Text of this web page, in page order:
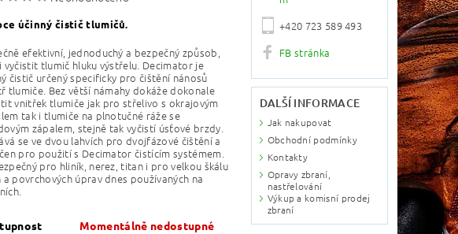
účinný čistič tlumičů.
efektivní, jednoduchý a bezpečný způsob,
vyčistit tlumič hluku výstřelu. Decimator je
čistič určený specificky pro čištění nánosů
tlumiče. Bez větší námahy dokáže dokonale
vnitřek tlumiče jak pro střelivo s okrajovým
tak i tlumiče na plnotučné ráže se
zápalem, stejně tak vyčistí úsťové brzdy.
se ve dvou lahvích pro dvojfázové čištění a
pro použití s Decimator čistícím systémem.
pro hliník, nerez, titan i pro velkou škálu
povrchových úprav dnes používaných na
Momentálně nedostupné
+420 723 589 493
FB stránka
DALŠÍ INFORMACE
Jak nakupovat
Obchodní podmínky
Kontakty
Opravy zbraní,
nastřelování
Výkup a komisní prodej
zbraní